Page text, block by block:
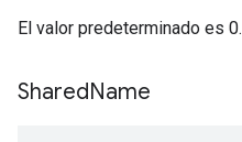
El valor predeterminado es 0.
SharedName